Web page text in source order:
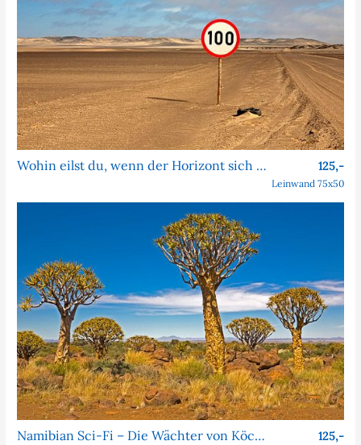
Wohin eilst du, wenn der Horizont sich nie nähert? 125,-
Leinwand 75x50
Namibian Sci-Fi – Die Wächter von Köcher Prime 125,-